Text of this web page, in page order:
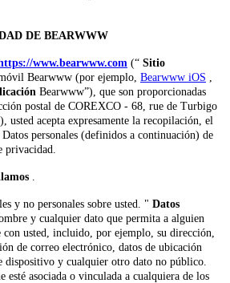
DE BEARWWW
www.bearwww.com (“ Sitio
Bearwww (por ejemplo, Bearwww iOS
Bearwww”), que son proporcionadas
postal de COREXCO - 68, rue de Turbigo
acepta expresamente la recopilación, el
personales (definidos a continuación) de
privacidad.
y no personales sobre usted. " Datos
y cualquier dato que permita a alguien
usted, incluido, por ejemplo, su dirección,
de correo electrónico, datos de ubicación
dispositivo y cualquier otro dato no público.
esté asociada o vinculada a cualquiera de los